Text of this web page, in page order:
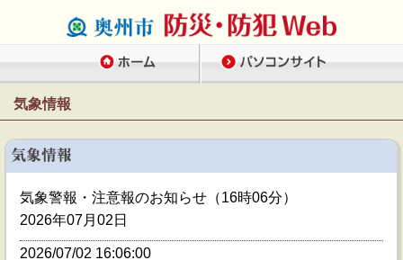
気象情報
気象警報・注意報のお知らせ（16時06分）
2026年07月02日
2026/07/02 16:06:00